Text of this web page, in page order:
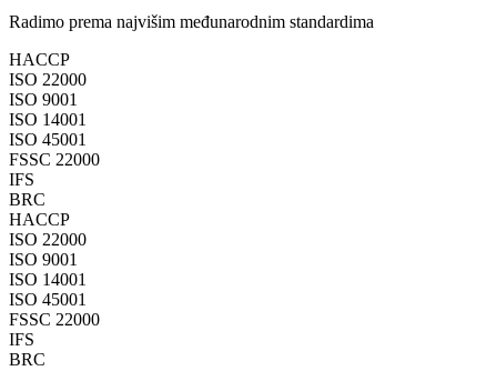
Radimo prema najvišim međunarodnim standardima
HACCP
ISO 22000
ISO 9001
ISO 14001
ISO 45001
FSSC 22000
IFS
BRC
HACCP
ISO 22000
ISO 9001
ISO 14001
ISO 45001
FSSC 22000
IFS
BRC